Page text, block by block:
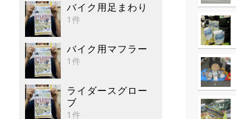
バイク用足まわり
1件
バイク用マフラー
1件
ライダースグロー
ブ
1件